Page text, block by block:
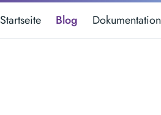
Startseite Blog Dokumentation